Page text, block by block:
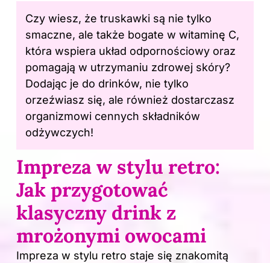
Czy wiesz, że truskawki są nie tylko
smaczne, ale także bogate w witaminę C,
która wspiera układ odpornościowy oraz
pomagają w utrzymaniu zdrowej skóry?
Dodając je do drinków, nie tylko
orzeźwiasz się, ale również dostarczasz
organizmowi cennych składników
odżywczych!
Impreza w stylu retro:
Jak przygotować
klasyczny drink z
mrożonymi owocami
Impreza w stylu retro staje się znakomitą